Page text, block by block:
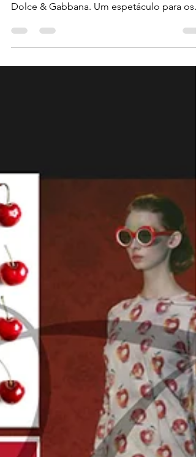
No último final de semana ocorreu o
Dolce & Gabbana. Um espetáculo para os
apreciadores...